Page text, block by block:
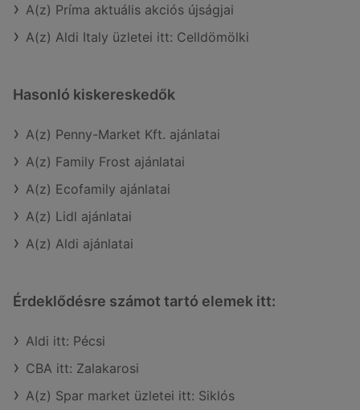
A(z) Príma aktuális akciós újságjai
A(z) Aldi Italy üzletei itt: Celldömölki
Hasonló kiskereskedők
A(z) Penny-Market Kft. ajánlatai
A(z) Family Frost ajánlatai
A(z) Ecofamily ajánlatai
A(z) Lidl ajánlatai
A(z) Aldi ajánlatai
Érdeklődésre számot tartó elemek itt:
Aldi itt: Pécsi
CBA itt: Zalakarosi
A(z) Spar market üzletei itt: Siklós